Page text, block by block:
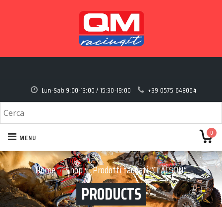
Lun-Sab 9:00-13:00 / 15:30-19:00 +39 0575 648064
0
MENU
Home › Shop › Prodotti taggati “CLACSON”
PRODUCTS